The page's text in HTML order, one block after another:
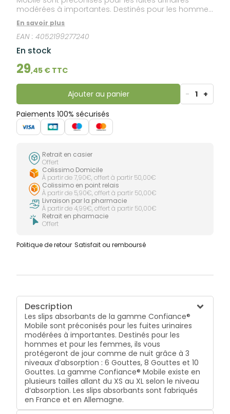
modérées à importantes. Destinés pour les hommes
et pour les femmes, ils vous protégeront de jour
comme de nuit grâce à 3 niveaux d’absorption : 6
Gouttes, 8 Gouttes et 10 Gouttes. La gamme
Confiance® Mobile existe en plusieurs tailles allant du
XS au XL selon le niveau d’absorption. Les slips
absorbants sont fabriqués en France et en
Allemagne.
En savoir plus
EAN :4052199277240
En stock
29,45 € TTC
Ajouter au panier - 1 +
Paiements 100% sécurisés
Retrait en casier
Offert
Colissimo Domicile
À partir de 7,90€, offert à partir 50,00€
Colissimo en point relais
À partir de 5,90€, offert à partir 50,00€
Livraison par la pharmacie
À partir de 4,99€, offert à partir 50,00€
Retrait en pharmacie
Offert
Politique de retour Satisfait ou remboursé
Description
Les slips absorbants de la gamme Confiance®
Mobile sont préconisés pour les fuites urinaires
modérées à importantes. Destinés pour les
hommes et pour les femmes, ils vous
protégeront de jour comme de nuit grâce à 3
niveaux d’absorption : 6 Gouttes, 8 Gouttes et 10
Gouttes. La gamme Confiance® Mobile existe en
plusieurs tailles allant du XS au XL selon le niveau
d’absorption. Les slips absorbants sont fabriqués
en France et en Allemagne.